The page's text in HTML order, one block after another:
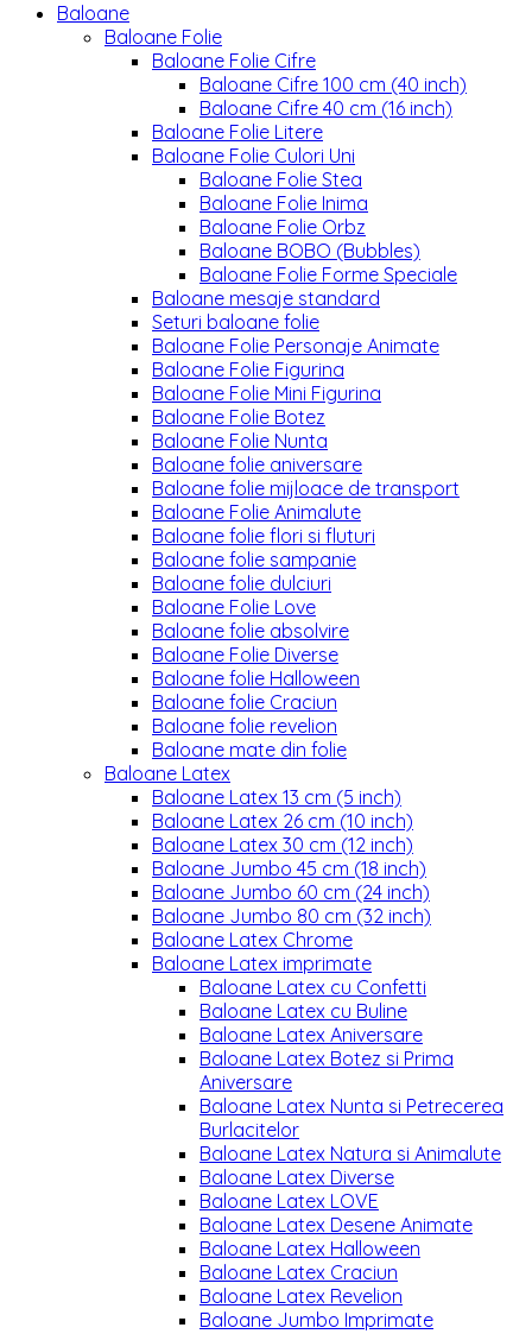
Baloane
Baloane Folie
Baloane Folie Cifre
Baloane Cifre 100 cm (40 inch)
Baloane Cifre 40 cm (16 inch)
Baloane Folie Litere
Baloane Folie Culori Uni
Baloane Folie Stea
Baloane Folie Inima
Baloane Folie Orbz
Baloane BOBO (Bubbles)
Baloane Folie Forme Speciale
Baloane mesaje standard
Seturi baloane folie
Baloane Folie Personaje Animate
Baloane Folie Figurina
Baloane Folie Mini Figurina
Baloane Folie Botez
Baloane Folie Nunta
Baloane folie aniversare
Baloane folie mijloace de transport
Baloane Folie Animalute
Baloane folie flori si fluturi
Baloane folie sampanie
Baloane folie dulciuri
Baloane Folie Love
Baloane folie absolvire
Baloane Folie Diverse
Baloane folie Halloween
Baloane folie Craciun
Baloane folie revelion
Baloane mate din folie
Baloane Latex
Baloane Latex 13 cm (5 inch)
Baloane Latex 26 cm (10 inch)
Baloane Latex 30 cm (12 inch)
Baloane Jumbo 45 cm (18 inch)
Baloane Jumbo 60 cm (24 inch)
Baloane Jumbo 80 cm (32 inch)
Baloane Latex Chrome
Baloane Latex imprimate
Baloane Latex cu Confetti
Baloane Latex cu Buline
Baloane Latex Aniversare
Baloane Latex Botez si Prima
Aniversare
Baloane Latex Nunta si Petrecerea
Burlacitelor
Baloane Latex Natura si Animalute
Baloane Latex Diverse
Baloane Latex LOVE
Baloane Latex Desene Animate
Baloane Latex Halloween
Baloane Latex Craciun
Baloane Latex Revelion
Baloane Jumbo Imprimate